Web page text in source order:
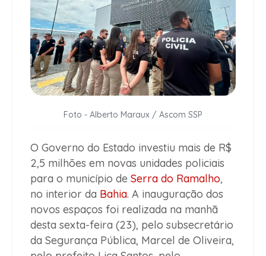
Foto - Alberto Maraux / Ascom SSP
O Governo do Estado investiu mais de R$
2,5 milhões em novas unidades policiais
para o município de Serra do Ramalho,
no interior da Bahia. A inauguração dos
novos espaços foi realizada na manhã
desta sexta-feira (23), pelo subsecretário
da Segurança Pública, Marcel de Oliveira,